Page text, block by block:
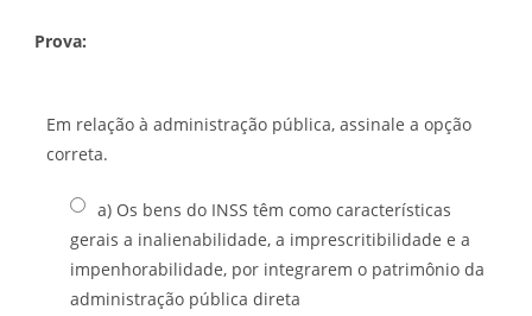
Prova:
Em relação à administração pública, assinale a opção
correta.
a) Os bens do INSS têm como características
gerais a inalienabilidade, a imprescritibilidade e a
impenhorabilidade, por integrarem o patrimônio da
administração pública direta